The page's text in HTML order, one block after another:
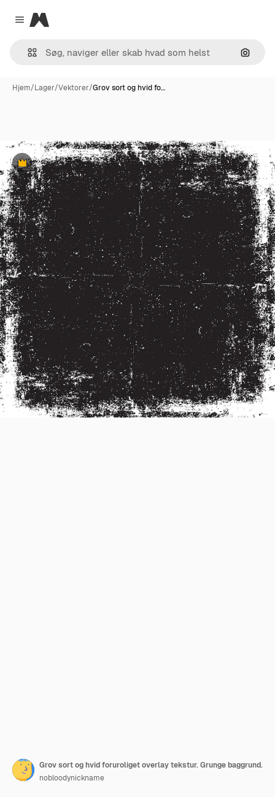
Close menu
Magnific
Søg
Hjem/Lager/Vektorer/Grov sort og hvid fo…
Præmie
Grov sort og hvid foruroliget overlay tekstur. Grunge baggrund.
nobloodynickname